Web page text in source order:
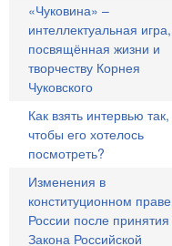
«Чуковина» –
интеллектуальная игра,
посвящённая жизни и
творчеству Корнея
Чуковского
Как взять интервью так,
чтобы его хотелось
посмотреть?
Изменения в
конституционном праве
России после принятия
Закона Российской